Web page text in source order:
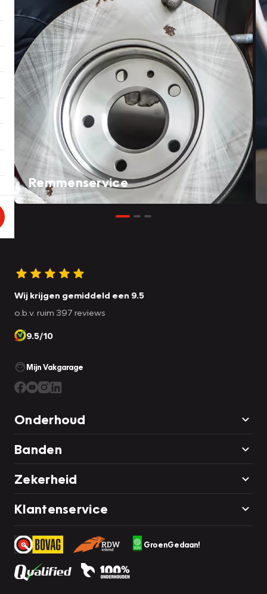
Remmenservice
Wij krijgen gemiddeld een 9.5
o.b.v. ruim 397 reviews
9.5/10
Mijn Vakgarage
Onderhoud
Banden
Zekerheid
Klantenservice
GroenGedaan!